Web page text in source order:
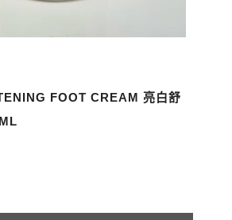
FOOT CREAM 亮白舒